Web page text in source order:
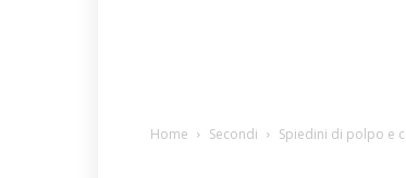
Home Secondi Spiedini di polpo e